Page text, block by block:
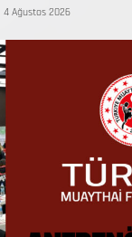
4 Ağustos 2026